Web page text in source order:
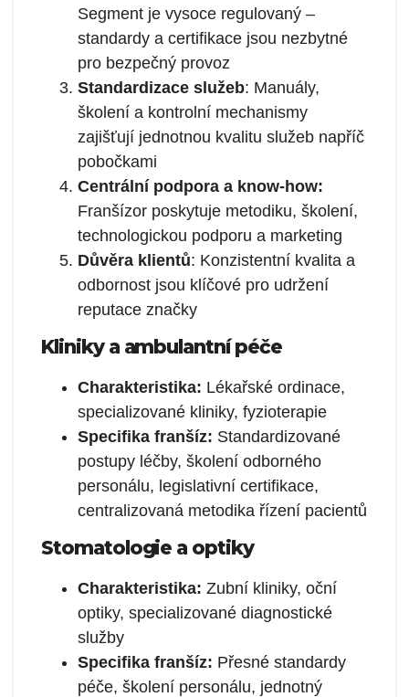
Segment je vysoce regulovaný –
standardy a certifikace jsou nezbytné
pro bezpečný provoz
Standardizace služeb: Manuály,
školení a kontrolní mechanismy
zajišťují jednotnou kvalitu služeb napříč
pobočkami
Centrální podpora a know-how:
Franšízor poskytuje metodiku, školení,
technologickou podporu a marketing
Důvěra klientů: Konzistentní kvalita a
odbornost jsou klíčové pro udržení
reputace značky
Kliniky a ambulantní péče
Charakteristika: Lékařské ordinace,
specializované kliniky, fyzioterapie
Specifika franšíz: Standardizované
postupy léčby, školení odborného
personálu, legislativní certifikace,
centralizovaná metodika řízení pacientů
Stomatologie a optiky
Charakteristika: Zubní kliniky, oční
optiky, specializované diagnostické
služby
Specifika franšíz: Přesné standardy
péče, školení personálu, jednotný